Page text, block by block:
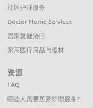
社区护理服务
Doctor Home Services
居家复健治疗
家用医疗用品与器材
资源
FAQ
哪些人需要居家护理服务?